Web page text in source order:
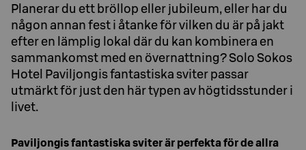
Planerar du ett bröllop eller jubileum, eller har du
någon annan fest i åtanke för vilken du är på jakt
efter en lämplig lokal där du kan kombinera en
sammankomst med en övernattning? Solo Sokos
Hotel Paviljongis fantastiska sviter passar
utmärkt för just den här typen av högtidsstunder i
livet.
Paviljongis fantastiska sviter är perfekta för de allra